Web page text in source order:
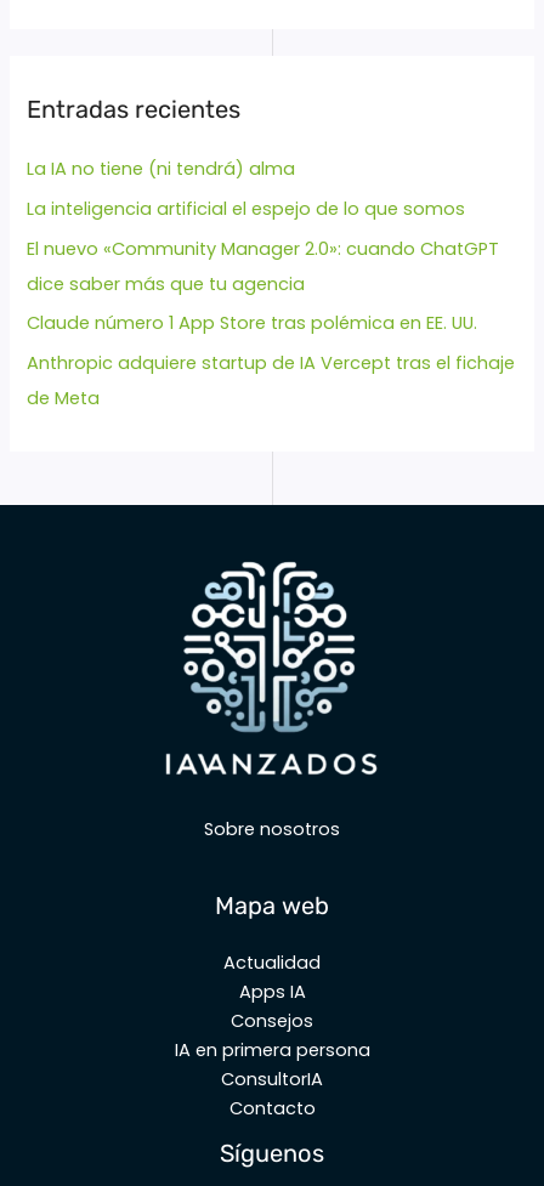
Entradas recientes
La IA no tiene (ni tendrá) alma
La inteligencia artificial el espejo de lo que somos
El nuevo «Community Manager 2.0»: cuando ChatGPT
dice saber más que tu agencia
Claude número 1 App Store tras polémica en EE. UU.
Anthropic adquiere startup de IA Vercept tras el fichaje
de Meta
Sobre nosotros
Mapa web
Actualidad
Apps IA
Consejos
IA en primera persona
ConsultorIA
Contacto
Síguenos